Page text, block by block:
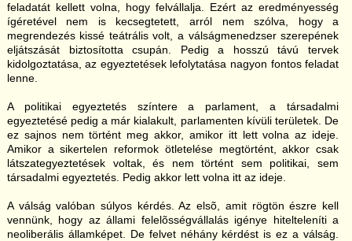
feladatát kellett volna, hogy felvállalja. Ezért az eredményesség
ígéretével nem is kecsegtetett, arról nem szólva, hogy a
megrendezés kissé teátrális volt, a válságmenedzser szerepének
eljátszását biztosította csupán. Pedig a hosszú távú tervek
kidolgoztatása, az egyeztetések lefolytatása nagyon fontos feladat
lenne.
A politikai egyeztetés színtere a parlament, a társadalmi
egyeztetésé pedig a már kialakult, parlamenten kívüli területek. De
ez sajnos nem történt meg akkor, amikor itt lett volna az ideje.
Amikor a sikertelen reformok ötletelése megtörtént, akkor csak
látszategyeztetések voltak, és nem történt sem politikai, sem
társadalmi egyeztetés. Pedig akkor lett volna itt az ideje.
A válság valóban súlyos kérdés. Az elsõ, amit rögtön észre kell
vennünk, hogy az állami felelõsségvállalás igénye hitelteleníti a
neoliberális államképet. De felvet néhány kérdést is ez a válság.